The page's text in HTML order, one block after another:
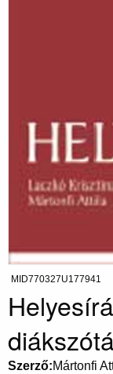
MID770327U177941
Szerző Mártonfi